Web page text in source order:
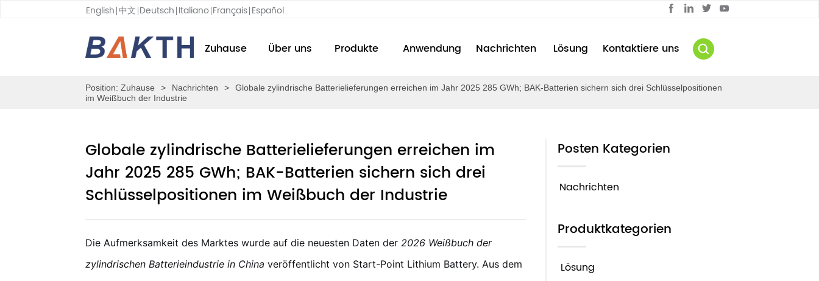
English 中文 Deutsch Italiano Français Español
Zuhause Über uns Produkte Anwendung Nachrichten Lösung Kontaktiere uns
Position: Zuhause > Nachrichten >
Globale zylindrische Batterielieferungen erreichen im Jahr 2025 285 GWh; BAK-Batterien sichern sich drei Schlüsselpositionen
im Weißbuch der Industrie
Globale zylindrische Batterielieferungen erreichen im
Jahr 2025 285 GWh; BAK-Batterien sichern sich drei
Schlüsselpositionen im Weißbuch der Industrie
Die Aufmerksamkeit des Marktes wurde auf die neuesten Daten der2026 Weißbuch der
zylindrischen Batterieindustrie in China veröffentlicht von Start-Point Lithium Battery. Aus dem
Posten Kategorien
Nachrichten
Produktkategorien
Lösung